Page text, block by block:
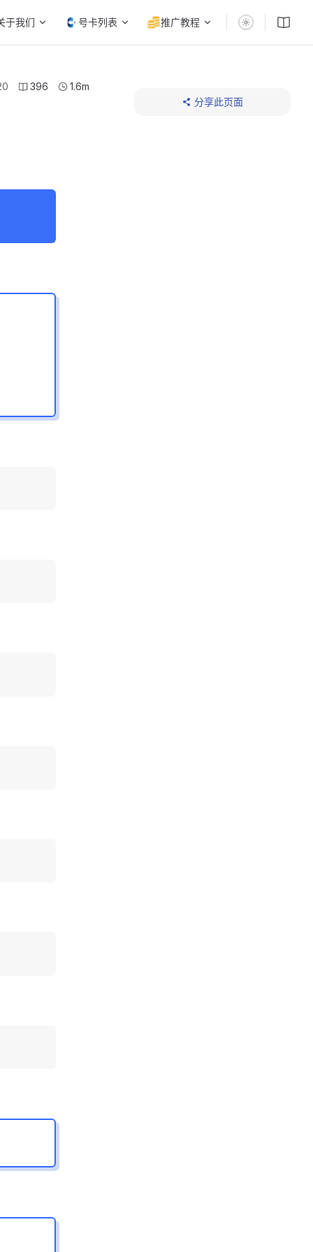
于我们 号卡列表 推广教程
分享此页面
396 1.6m